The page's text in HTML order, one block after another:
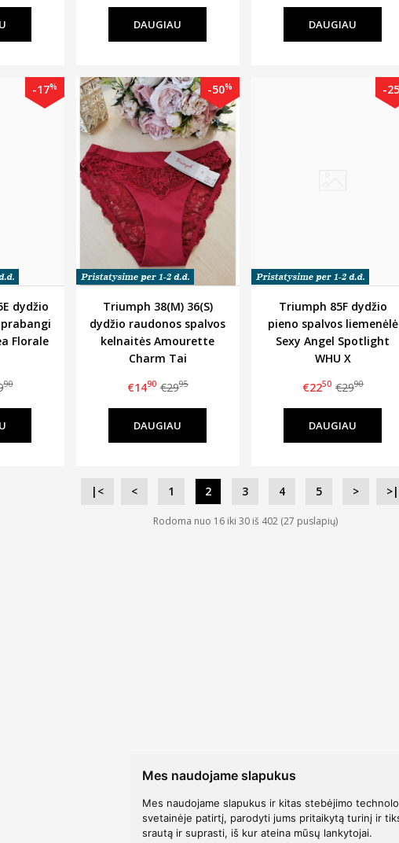
Mes naudojame slapukus
Mes naudojame slapukus ir kitas stebėjimo
svetainėje patirtį, parodyti jums pritaikytą turinį ir
srautą ir suprasti, iš kur ateina mūsų lankytojai.
DAUGIAU DAUGIAU
-17%
dydžio
Florale
90
-50%
Triumph 38(M) 36(S)
dydžio raudonos spalvos
kelnaitės Amourette
Charm Tai
€1490 €2995
DAUGIAU
-25
Triumph 85F dydžio
pieno spalvos liemenėlė
Sexy Angel Spotlight
WHU X
€2250 €2990
DAUGIAU
|< < 1 2 3 4 5 > >|
Rodoma nuo 16 iki 30 iš 402 (27 puslapių)